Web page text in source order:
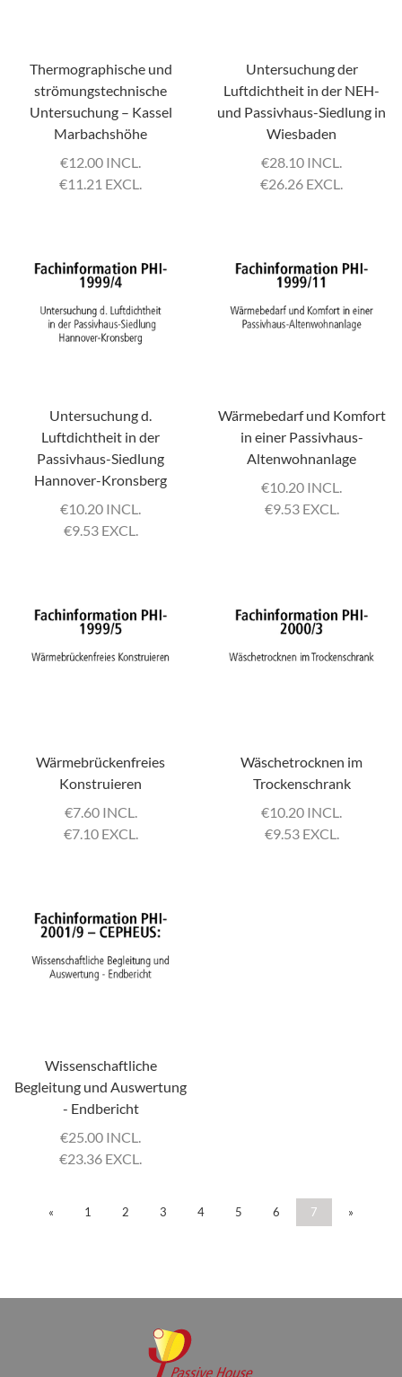
Thermographische und
strömungstechnische
Untersuchung – Kassel
Marbachshöhe
€12.00 INCL.
€11.21 EXCL.
Untersuchung der
Luftdichtheit in der NEH-
und Passivhaus-Siedlung in
Wiesbaden
€28.10 INCL.
€26.26 EXCL.
Untersuchung d.
Luftdichtheit in der
Passivhaus-Siedlung
Hannover-Kronsberg
€10.20 INCL.
€9.53 EXCL.
Wärmebedarf und Komfort
in einer Passivhaus-
Altenwohnanlage
€10.20 INCL.
€9.53 EXCL.
Wärmebrückenfreies
Konstruieren
€7.60 INCL.
€7.10 EXCL.
Wäschetrocknen im
Trockenschrank
€10.20 INCL.
€9.53 EXCL.
Wissenschaftliche
Begleitung und Auswertung
- Endbericht
€25.00 INCL.
€23.36 EXCL.
« 1 2 3 4 5 6 7 »